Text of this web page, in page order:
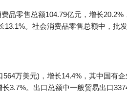
品零售总额104.79亿元，增长20.2%
。社会消费品零售总额中，批
万美元)，增长14.4%，其中国有企
3.7%。出口总额中一般贸易出口